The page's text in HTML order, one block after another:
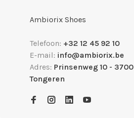
Ambiorix Shoes
Telefoon: +32 12 45 92 10
E-mail: info@ambiorix.be
Adres: Prinsenweg 10 - 3700
Tongeren